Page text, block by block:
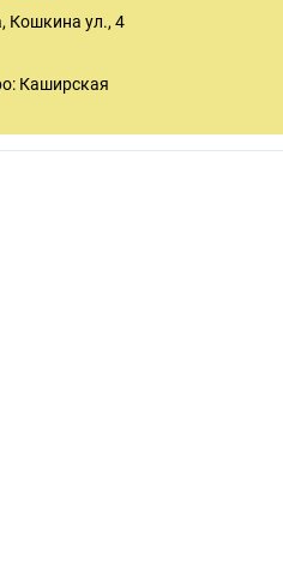
Кошкина ул., 4
Каширская